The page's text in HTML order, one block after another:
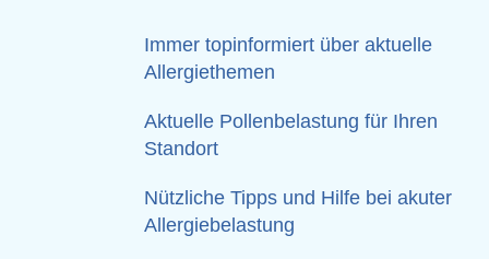
Immer topinformiert über aktuelle
Allergiethemen
Aktuelle Pollenbelastung für Ihren
Standort
Nützliche Tipps und Hilfe bei akuter
Allergiebelastung